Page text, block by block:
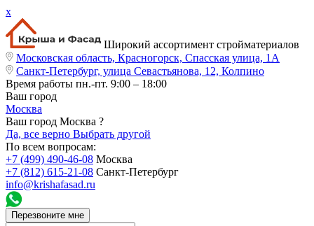
x
Широкий ассортимент стройматериалов
Московская область, Красногорск, Спасская улица, 1А
Санкт-Петербург, улица Севастьянова, 12, Колпино
Время работы пн.-пт. 9:00 – 18:00
Ваш город
Москва
Ваш город Москва ?
Да, все верно Выбрать другой
По всем вопросам:
+7 (499) 490-46-08 Москва
+7 (812) 615-21-08 Санкт-Петербург
info@krishafasad.ru
Перезвоните мне